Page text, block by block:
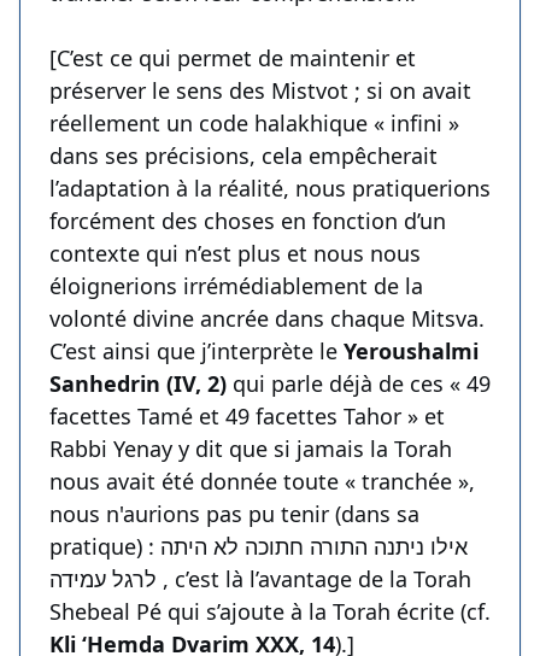
[C’est ce qui permet de maintenir et
préserver le sens des Mistvot ; si on avait
réellement un code halakhique « infini »
dans ses précisions, cela empêcherait
l’adaptation à la réalité, nous pratiquerions
forcément des choses en fonction d’un
contexte qui n’est plus et nous nous
éloignerions irrémédiablement de la
volonté divine ancrée dans chaque Mitsva.
C’est ainsi que j’interprète le Yeroushalmi
Sanhedrin (IV, 2) qui parle déjà de ces « 49
facettes Tamé et 49 facettes Tahor » et
Rabbi Yenay y dit que si jamais la Torah
nous avait été donnée toute « tranchée »,
nous n'aurions pas pu tenir (dans sa
pratique) : אילו ניתנה התורה חתוכה לא היתה
לרגל עמידה , c’est là l’avantage de la Torah
Shebeal Pé qui s’ajoute à la Torah écrite (cf.
Kli ‘Hemda Dvarim XXX, 14).]